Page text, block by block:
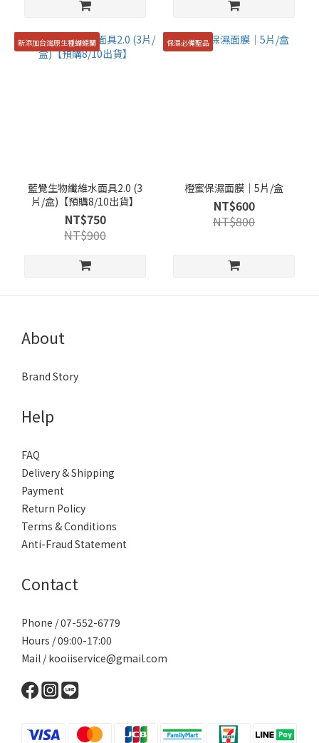
新添加台灣原生種蝴蝶蘭
藍覺生物纖維水面具2.0 (3
片/盒)【預購8/10出貨】
NT$750
NT$900
保濕必備聖品
橙蜜保濕面膜｜5片/盒
NT$600
NT$800
About
Brand Story
Help
FAQ
Delivery & Shipping
Payment
Return Policy
Terms & Conditions
Anti-Fraud Statement
Contact
Phone / 07-552-6779
Hours / 09:00-17:00
Mail / kooiiservice@gmail.com